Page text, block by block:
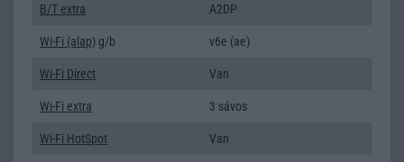
B/T extra A2DP
Wi-Fi (alap) g/b v6e (ae)
Wi-Fi Direct Van
Wi-Fi extra 3 sávos
Wi-Fi HotSpot Van